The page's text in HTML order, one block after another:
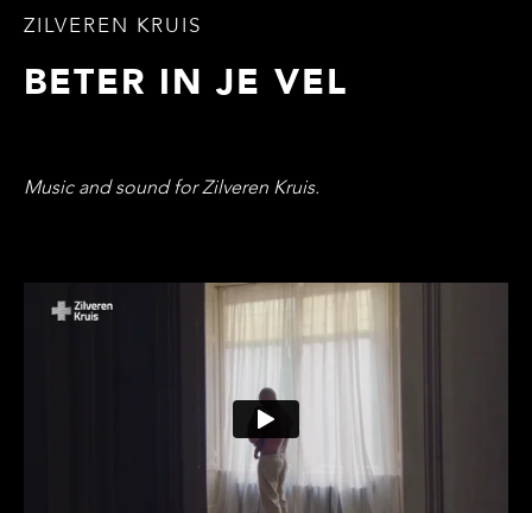
ZILVEREN KRUIS
BETER IN JE VEL
Music and sound for Zilveren Kruis.